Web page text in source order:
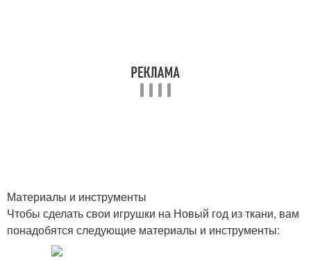
Материалы и инструменты
Чтобы сделать свои игрушки на Новый год из ткани, вам
понадобятся следующие материалы и инструменты: